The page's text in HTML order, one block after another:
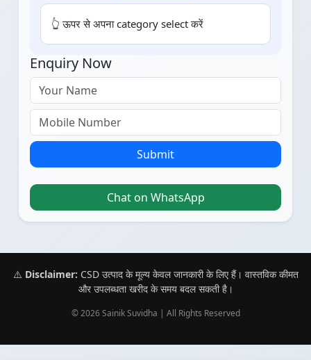
👆 ऊपर से अपना category select करें
Enquiry Now
Submit
Chat on WhatsApp
⚠️ Disclaimer: CSD उत्पाद के मूल्य केवल जानकारी के लिए हैं। वास्तविक कीमत
और उपलब्धता खरीद के समय बदल सकती है।
© 2026 Sainik Suvidha | All Rights Reserved